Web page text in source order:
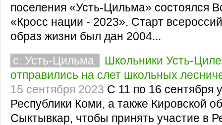
поселения «Усть-Цильма» состоялся
«Кросс нации - 2023». Старт
образ жизни был дан 2004...
с. Усть-Цильма
Школьники Усть-
отправились на слет школьных
15 сентября 2023 С 11 по 16 сентября
Республики Коми, а также Кировской
Сыктывкар, чтобы принять участие в